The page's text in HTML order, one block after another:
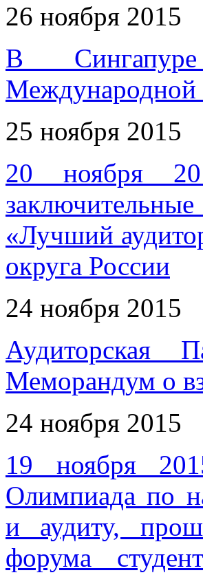
26 ноября 2015
В
Международной
25 ноября 2015
20 ноября
«Лучший
округа России
24 ноября 2015
Аудиторская
Меморандум о
24 ноября 2015
19 ноября
Олимпиада по
и аудиту,
форума